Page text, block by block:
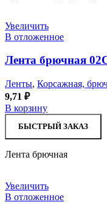
Увеличить
В отложенное
Лента брючная
Ленты, Корсажная,
9,71 ₽
В корзину
БЫСТРЫЙ ЗАКАЗ
Лента брючная
Увеличить
В отложенное